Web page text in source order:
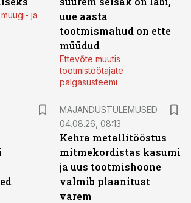
ja
uue aasta
tootmismahud on ette
müüdud
Ettevõte muutis
tootmistöötajate
palgasüsteemi
MAJANDUSTULEMUSED
04.08.26, 08:13
Kehra metallitööstus
mitmekordistas kasumi
ja uus tootmishoone
valmib plaanitust
varem